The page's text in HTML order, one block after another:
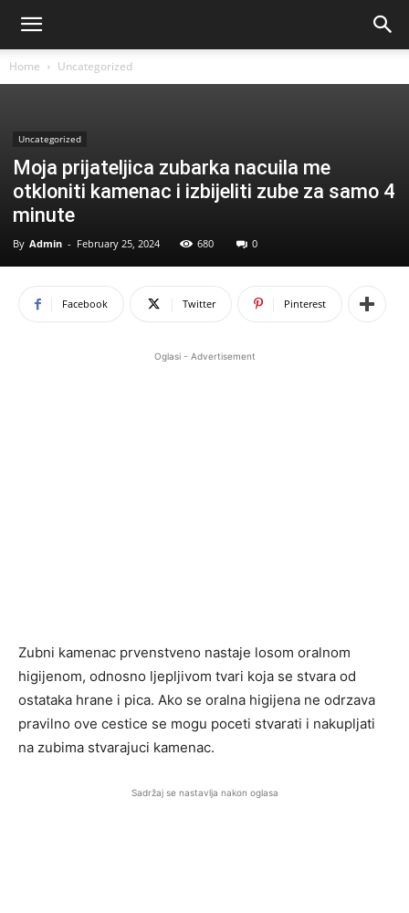
Home Uncategorized
Uncategorized
Moja prijateljica zubarka nacuila me
otkloniti kamenac i izbijeliti zube za samo 4
minute
By Admin - February 25, 2024 680 0
Facebook Twitter Pinterest
Oglasi - Advertisement
Zubni kamenac prvenstveno nastaje losom oralnom
higijenom, odnosno ljepljivom tvari koja se stvara od
ostataka hrane i pica. Ako se oralna higijena ne odrzava
pravilno ove cestice se mogu poceti stvarati i nakupljati
na zubima stvarajuci kamenac.
Sadržaj se nastavlja nakon oglasa